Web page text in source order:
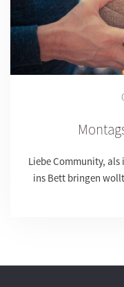
Liebe Community, als
ins Bett bringen